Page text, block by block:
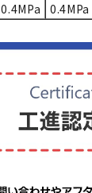
0.4MPa 0.4MPa